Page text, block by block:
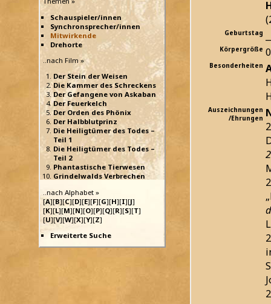
Schauspieler/innen
Synchronsprecher/innen
Mitwirkende
Drehorte
..nach Film »
Der Stein der Weisen
Die Kammer des Schreckens
Der Gefangene von Askaban
Der Feuerkelch
Der Orden des Phönix
Der Halbblutprinz
Die Heiligtümer des Todes –
Teil 1
Die Heiligtümer des Todes –
Teil 2
Phantastische Tierwesen
Grindelwalds Verbrechen
..nach Alphabet »
[A][B][C][D][E][F][G][H][I][J]
[K][L][M][N][O][P][Q][R][S][T]
[U][V][W][X][Y][Z]
Erweiterte Suche
Geburtstag
Körpergröße
Besonderheiten
Auszeichnungen
/Ehrungen